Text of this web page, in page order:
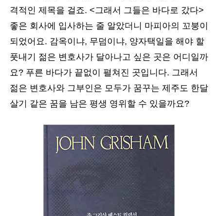
격적인 제목을 걸죠. <그래서 그들은 바다로 갔다>
좋은 회사에 입사하는 줄 알았더니 마피아의 꼬붕이
되었어요. 감옥이냐, 무덤이냐, 양자택일을 해야 할
풋내기 젊은 변호사가 달아나고 싶은 곳은 어디일까
요? 푸른 바다가 끝없이 펼쳐진 곳입니다. 그래서
젊은 변호사와 그부인은 모두가 꿈꾸는 제주도 한달
살기 같은 꿈을 남은 평생 영위할 수 있을까요?